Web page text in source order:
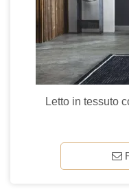
Letto in tessuto